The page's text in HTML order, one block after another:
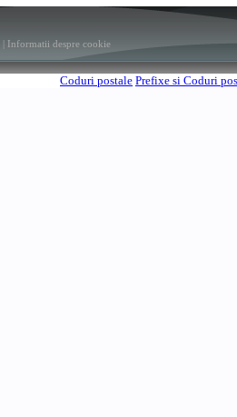
| Informatii despre cookie
Coduri postale Prefixe si Coduri